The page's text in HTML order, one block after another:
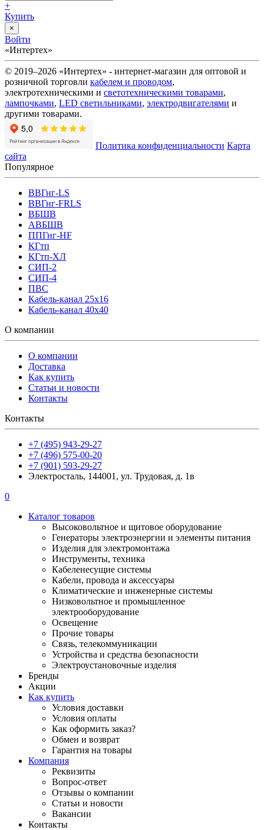
+
Купить
×
Войти
«Интертех»
© 2019–2026 «Интертех» - интернет-магазин для оптовой и
розничной торговли кабелем и проводом,
электротехническими и светотехническими товарами,
лампочками, LED светильниками, электродвигателями и
другими товарами.
Политика конфиденциальности Карта
сайта
Популярное
ВВГнг-LS
ВВГнг-FRLS
ВБШВ
АВБШВ
ППГнг-HF
КГтп
КГтп-ХЛ
СИП-2
СИП-4
ПВС
Кабель-канал 25х16
Кабель-канал 40х40
О компании
О компании
Доставка
Как купить
Статьи и новости
Контакты
Контакты
+7 (495) 943-29-27
+7 (496) 575-00-20
+7 (901) 593-29-27
Электросталь, 144001, ул. Трудовая, д. 1в
0
Каталог товаров
Высоковольтное и щитовое оборудование
Генераторы электроэнергии и элементы питания
Изделия для электромонтажа
Инструменты, техника
Кабеленесущие системы
Кабели, провода и аксессуары
Климатические и инженерные системы
Низковольтное и промышленное
электрооборудование
Освещение
Прочие товары
Связь, телекоммуникации
Устройства и средства безопасности
Электроустановочные изделия
Бренды
Акции
Как купить
Условия доставки
Условия оплаты
Как оформить заказ?
Обмен и возврат
Гарантия на товары
Компания
Реквизиты
Вопрос-ответ
Отзывы о компании
Статьи и новости
Вакансии
Контакты